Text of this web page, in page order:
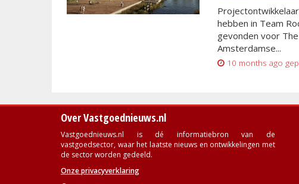
hebben in Team
gevonden voor
Amsterdamse...
10 months ago
Over Vastgoednieuws.nl
Vastgoednieuws.nl is dé informatiebron van de
vastgoedsector, waar het laatste nieuws en ontwikkelingen met
de sector worden gedeeld.
Onze privacyverklaring